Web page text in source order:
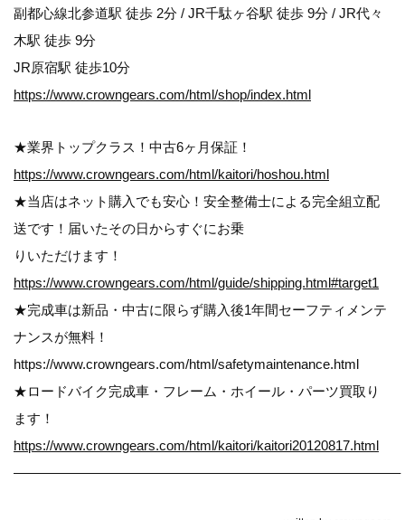
副都心線北参道駅 徒歩 2分 / JR千駄ヶ谷駅 徒歩 9分 / JR代々
木駅 徒歩 9分
JR原宿駅 徒歩10分
https://www.crowngears.com/html/shop/index.html
★業界トップクラス！中古6ヶ月保証！
https://www.crowngears.com/html/kaitori/hoshou.html
★当店はネット購入でも安心！安全整備士による完全組立配
送です！届いたその日からすぐにお乗
りいただけます！
https://www.crowngears.com/html/guide/shipping.html#target1
★完成車は新品・中古に限らず購入後1年間セーフティメンテ
ナンスが無料！
https://www.crowngears.com/html/safetymaintenance.html
★ロードバイク完成車・フレーム・ホイール・パーツ買取り
ます！
https://www.crowngears.com/html/kaitori/kaitori20120817.html
————————————————————————————–